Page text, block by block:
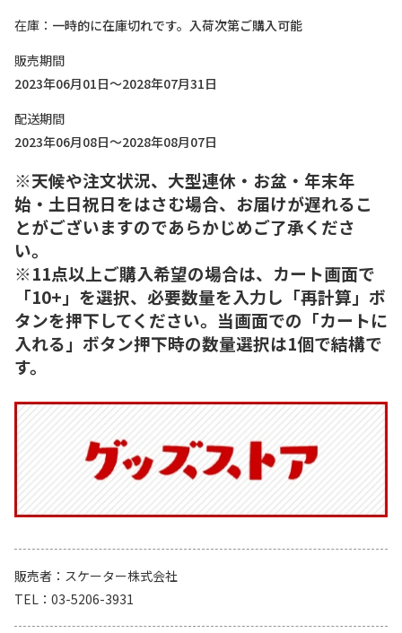
在庫
一時的に在庫切れです。入荷次第ご購入可能
販売期間
2023年06月01日～2028年07月31日
配送期間
2023年06月08日～2028年08月07日
※天候や注文状況、大型連休・お盆・年末年
始・土日祝日をはさむ場合、お届けが遅れるこ
とがございますのであらかじめご了承くださ
い。
※11点以上ご購入希望の場合は、カート画面で
「10+」を選択、必要数量を入力し「再計算」ボ
タンを押下してください。当画面での「カートに
入れる」ボタン押下時の数量選択は1個で結構で
す。
販売者
スケーター株式会社
TEL
03-5206-3931